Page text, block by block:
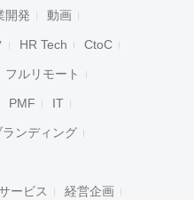
開発 動画
HR Tech CtoC
フルリモート
PMF IT
ランディング
ービス 経営企画